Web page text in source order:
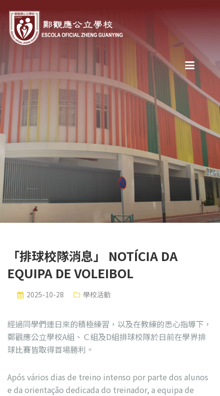
「排球校隊消息」 NOTÍCIA DA
EQUIPA DE VOLEIBOL
2025-10-28 學校活動
經過同學們連日來的積極練習，以及在教練的悉心指導下，
鄭觀應公立學校A組、Ｃ組及D組排球校隊於日前在學界排
球比賽皆取得首場勝利。
Após vários dias de treino intenso por parte dos alunos
e da orientação dedicada do treinador, a equipa de